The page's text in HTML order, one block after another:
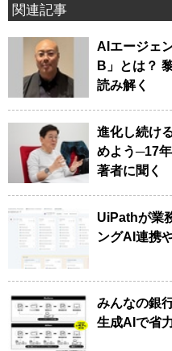
関連記事
AIエージェ
B」とは？
読み解く
進化し続け
めよう─17
著者に聞く
UiPathが業
ングAI連携
みんなの銀
生成AIで省